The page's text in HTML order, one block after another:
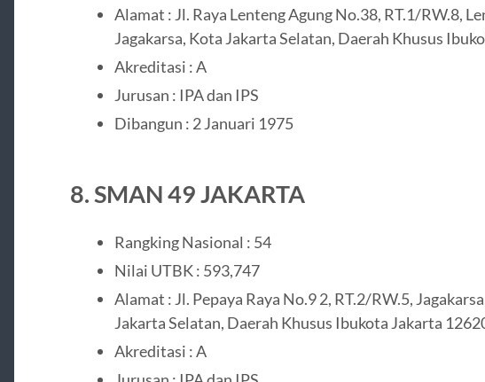
Alamat : Jl. Raya Lenteng Agung No.38, RT.1/RW.8,
Jagakarsa, Kota Jakarta Selatan, Daerah Khusus
Akreditasi : A
Jurusan : IPA dan IPS
Dibangun : 2 Januari 1975
8. SMAN 49 JAKARTA
Rangking Nasional : 54
Nilai UTBK : 593,747
Alamat : Jl. Pepaya Raya No.9 2, RT.2/RW.5,
Jakarta Selatan, Daerah Khusus Ibukota Jakarta
Akreditasi : A